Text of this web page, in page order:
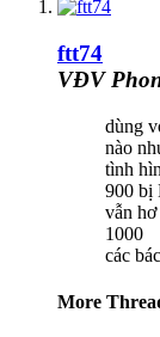
ftt74
VĐV
dùng
nào
tình
900 bị
vẫn hơ
1000
các
More